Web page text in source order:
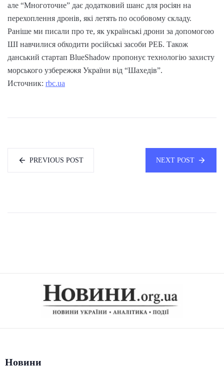
але “Многоточие” дає додатковий шанс для росіян на
перехоплення дронів, які летять по особовому складу.
Раніше ми писали про те, як українські дрони за допомогою
ШІ навчилися обходити російські засоби РЕБ. Також
данський стартап BlueShadow пропонує технологію захисту
морського узбережжя України від “Шахедів”.
Источник: rbc.ua
PREVIOUS POST NEXT POST
Новини